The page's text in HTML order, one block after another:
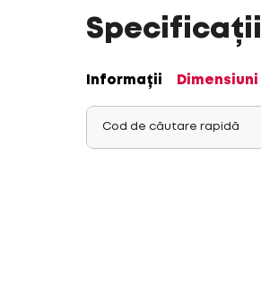
Specificații
Informații Dimensiuni
Cod de căutare rapidă